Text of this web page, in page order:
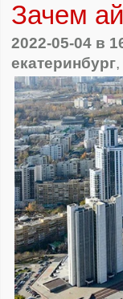
Зачем
2022-05-04 в
екатеринбург,